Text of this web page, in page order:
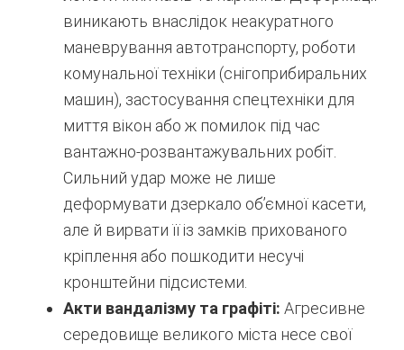
виникають внаслідок неакуратного
маневрування автотранспорту, роботи
комунальної техніки (снігоприбиральних
машин), застосування спецтехніки для
миття вікон або ж помилок під час
вантажно-розвантажувальних робіт.
Сильний удар може не лише
деформувати дзеркало об’ємної касети,
але й вирвати її із замків прихованого
кріплення або пошкодити несучі
кронштейни підсистеми.
Акти вандалізму та графіті: Агресивне
середовище великого міста несе свої